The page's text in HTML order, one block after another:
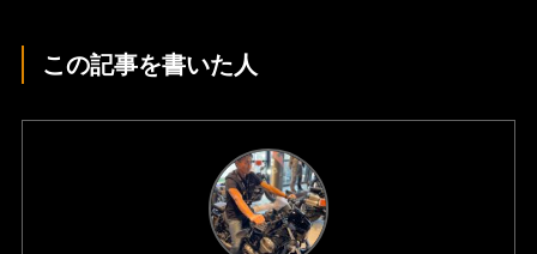
この記事を書いた人